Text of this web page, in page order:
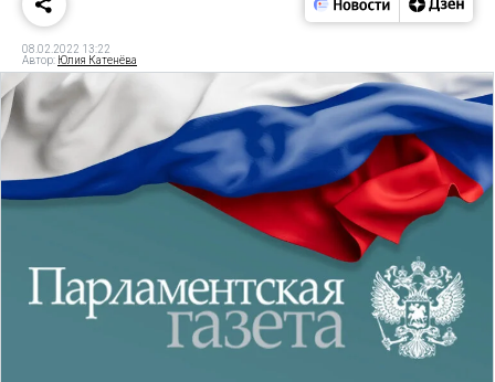
08.02.2022 13:22
Автор: Юлия Катенёва